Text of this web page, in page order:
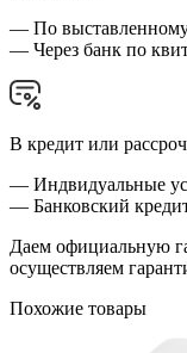
— По выставленному
— Через банк по
В кредит или
— Индвидуальные
— Банковский
Даем официальную
осуществляем
Похожие товары